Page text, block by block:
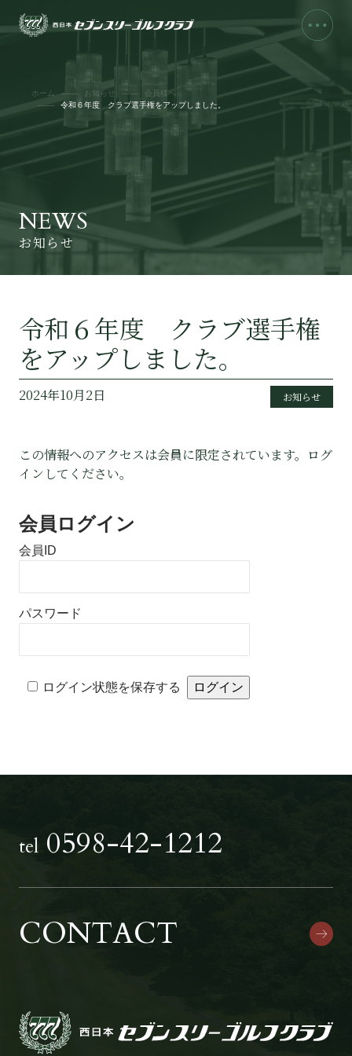
NEWS
お知らせ
ホーム お知らせ
会員様へ
令和６年度 クラブ選手権をアップしました。
令和６年度 クラブ選手権
をアップしました。
2024年10月2日 お知らせ
この情報へのアクセスは会員に限定されています。ログ
インしてください。
会員ログイン
会員ID
パスワード
ログイン状態を保存する
tel 0598-42-1212
CONTACT